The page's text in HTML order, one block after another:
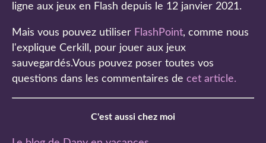
ligne aux jeux en Flash depuis le 12 janvier 2021.
Mais vous pouvez utiliser FlashPoint, comme nous
l'explique Cerkill, pour jouer aux jeux
sauvegardés.Vous pouvez poser toutes vos
questions dans les commentaires de cet article.
C'est aussi chez moi